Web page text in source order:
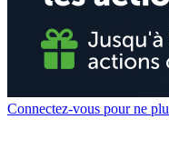
Connectez-vous pour ne